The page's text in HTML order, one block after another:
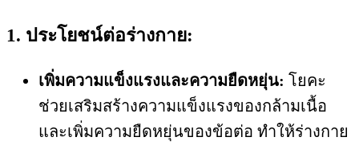
1. ประโยชน์ต่อร่างกาย:
เพิ่มความแข็งแรงและความยืดหยุ่น: โยคะ
ช่วยเสริมสร้างความแข็งแรงของกล้ามเนื้อ
และเพิ่มความยืดหยุ่นของข้อต่อ ทำให้ร่างกาย